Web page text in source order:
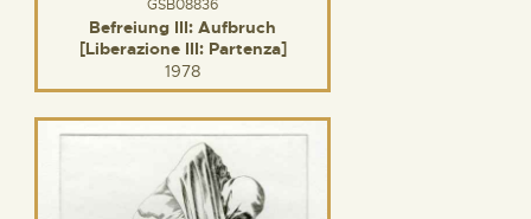
GSB08836
Befreiung III: Aufbruch
[Liberazione III: Partenza]
1978